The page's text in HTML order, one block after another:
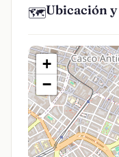
🗺️Ubicación y
+
−